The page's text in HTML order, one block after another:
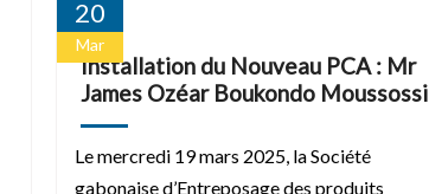
20
Mar
Installation du Nouveau PCA : Mr
James Ozéar Boukondo Moussossi
Le mercredi 19 mars 2025, la Société
gabonaise d’Entreposage des produits